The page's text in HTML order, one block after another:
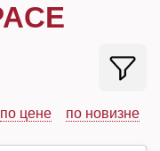
по цене по новизне